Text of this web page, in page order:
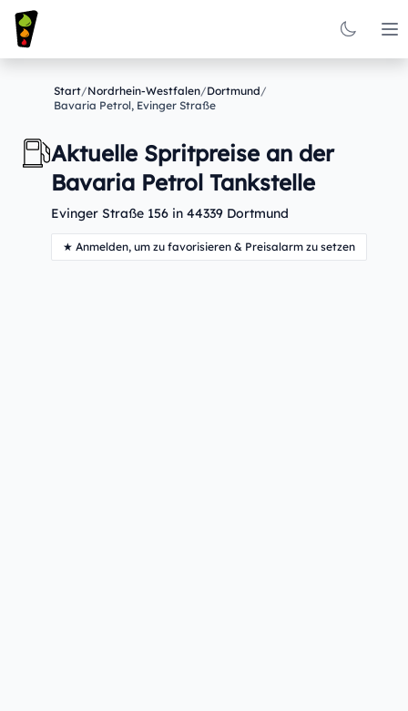
Start/Nordrhein-Westfalen/Dortmund/
Bavaria Petrol, Evinger Straße
Aktuelle Spritpreise an der
Bavaria Petrol Tankstelle
Evinger Straße 156 in 44339 Dortmund
★ Anmelden, um zu favorisieren & Preisalarm zu setzen